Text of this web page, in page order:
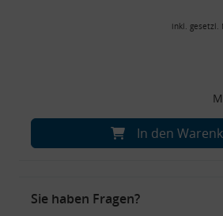
inkl. gesetzl.
In den
Sie haben Fragen?